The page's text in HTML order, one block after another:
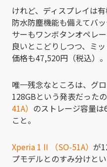
けれど、ディスプレイは
防水防塵機能も備えてバ
サーもワンボタンオペレ
良いとこどりしつつ、ミ
価格も47,520円（税込）。
唯一残念なところは、グ
128GBという発表だったの
41A） のストレージ容量
こと。
Xperia 1 II （SO-51A） が
プモデルとのすみ分けと